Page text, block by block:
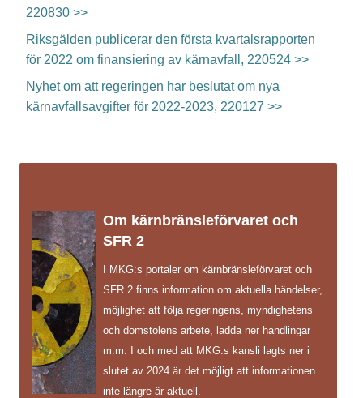
220830 >>
Riksgälden publicerar den första kvartalsrapporten
för 2022 om finansiering av kärnavfall, 220524 >>
Nyhet om att regeringen har beslutat om nya
kärnavfallsavgifter för 2022-2023, 220127 >>
Om kärnbränsleförvaret och
SFR 2
I MKG:s portaler om kärnbränsleförvaret och
SFR 2 finns information om aktuella händelser,
möjlighet att följa regeringens, myndighetens
och domstolens arbete, ladda ner handlingar
m.m. I och med att MKG:s kansli lagts ner i
slutet av 2024 är det möjligt att informationen
inte längre är aktuell.